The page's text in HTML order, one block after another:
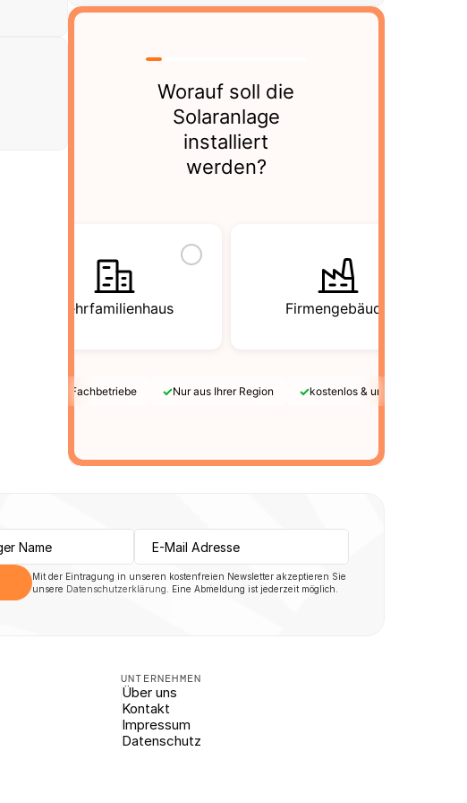
Worauf soll die
Solaranlage
installiert
werden?
Mehrfamilienhaus Firmengebäude
Geprüfte Fachbetriebe ✓Nur aus Ihrer Region ✓kostenlos & unverbindlich
Mit der Eintragung in unseren kostenfreien Newsletter akzeptieren Sie
unsere Datenschutzerklärung . Eine Abmeldung ist jederzeit möglich.
UNTERNEHMEN
Über uns
Kontakt
Impressum
Datenschutz